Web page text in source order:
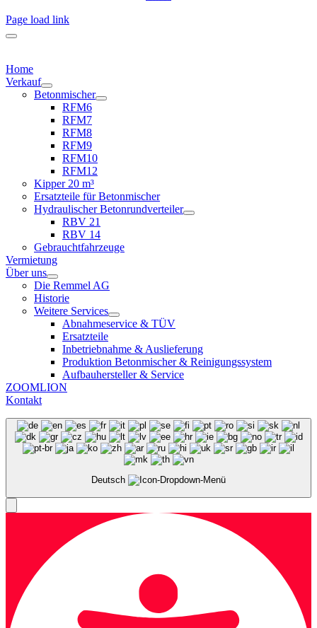
Page load link
Home
Verkauf
Betonmischer
RFM6
RFM7
RFM8
RFM9
RFM10
RFM12
Kipper 20 m³
Ersatzteile für Betonmischer
Hydraulischer Betonrundverteiler
RBV 21
RBV 14
Gebrauchtfahrzeuge
Vermietung
Über uns
Die Remmel AG
Historie
Weitere Services
Abnahmeservice & TÜV
Ersatzteile
Inbetriebnahme & Auslieferung
Produktion Betonmischer & Reinigungssystem
Aufbauhersteller & Service
ZOOMLION
Kontakt
Deutsch